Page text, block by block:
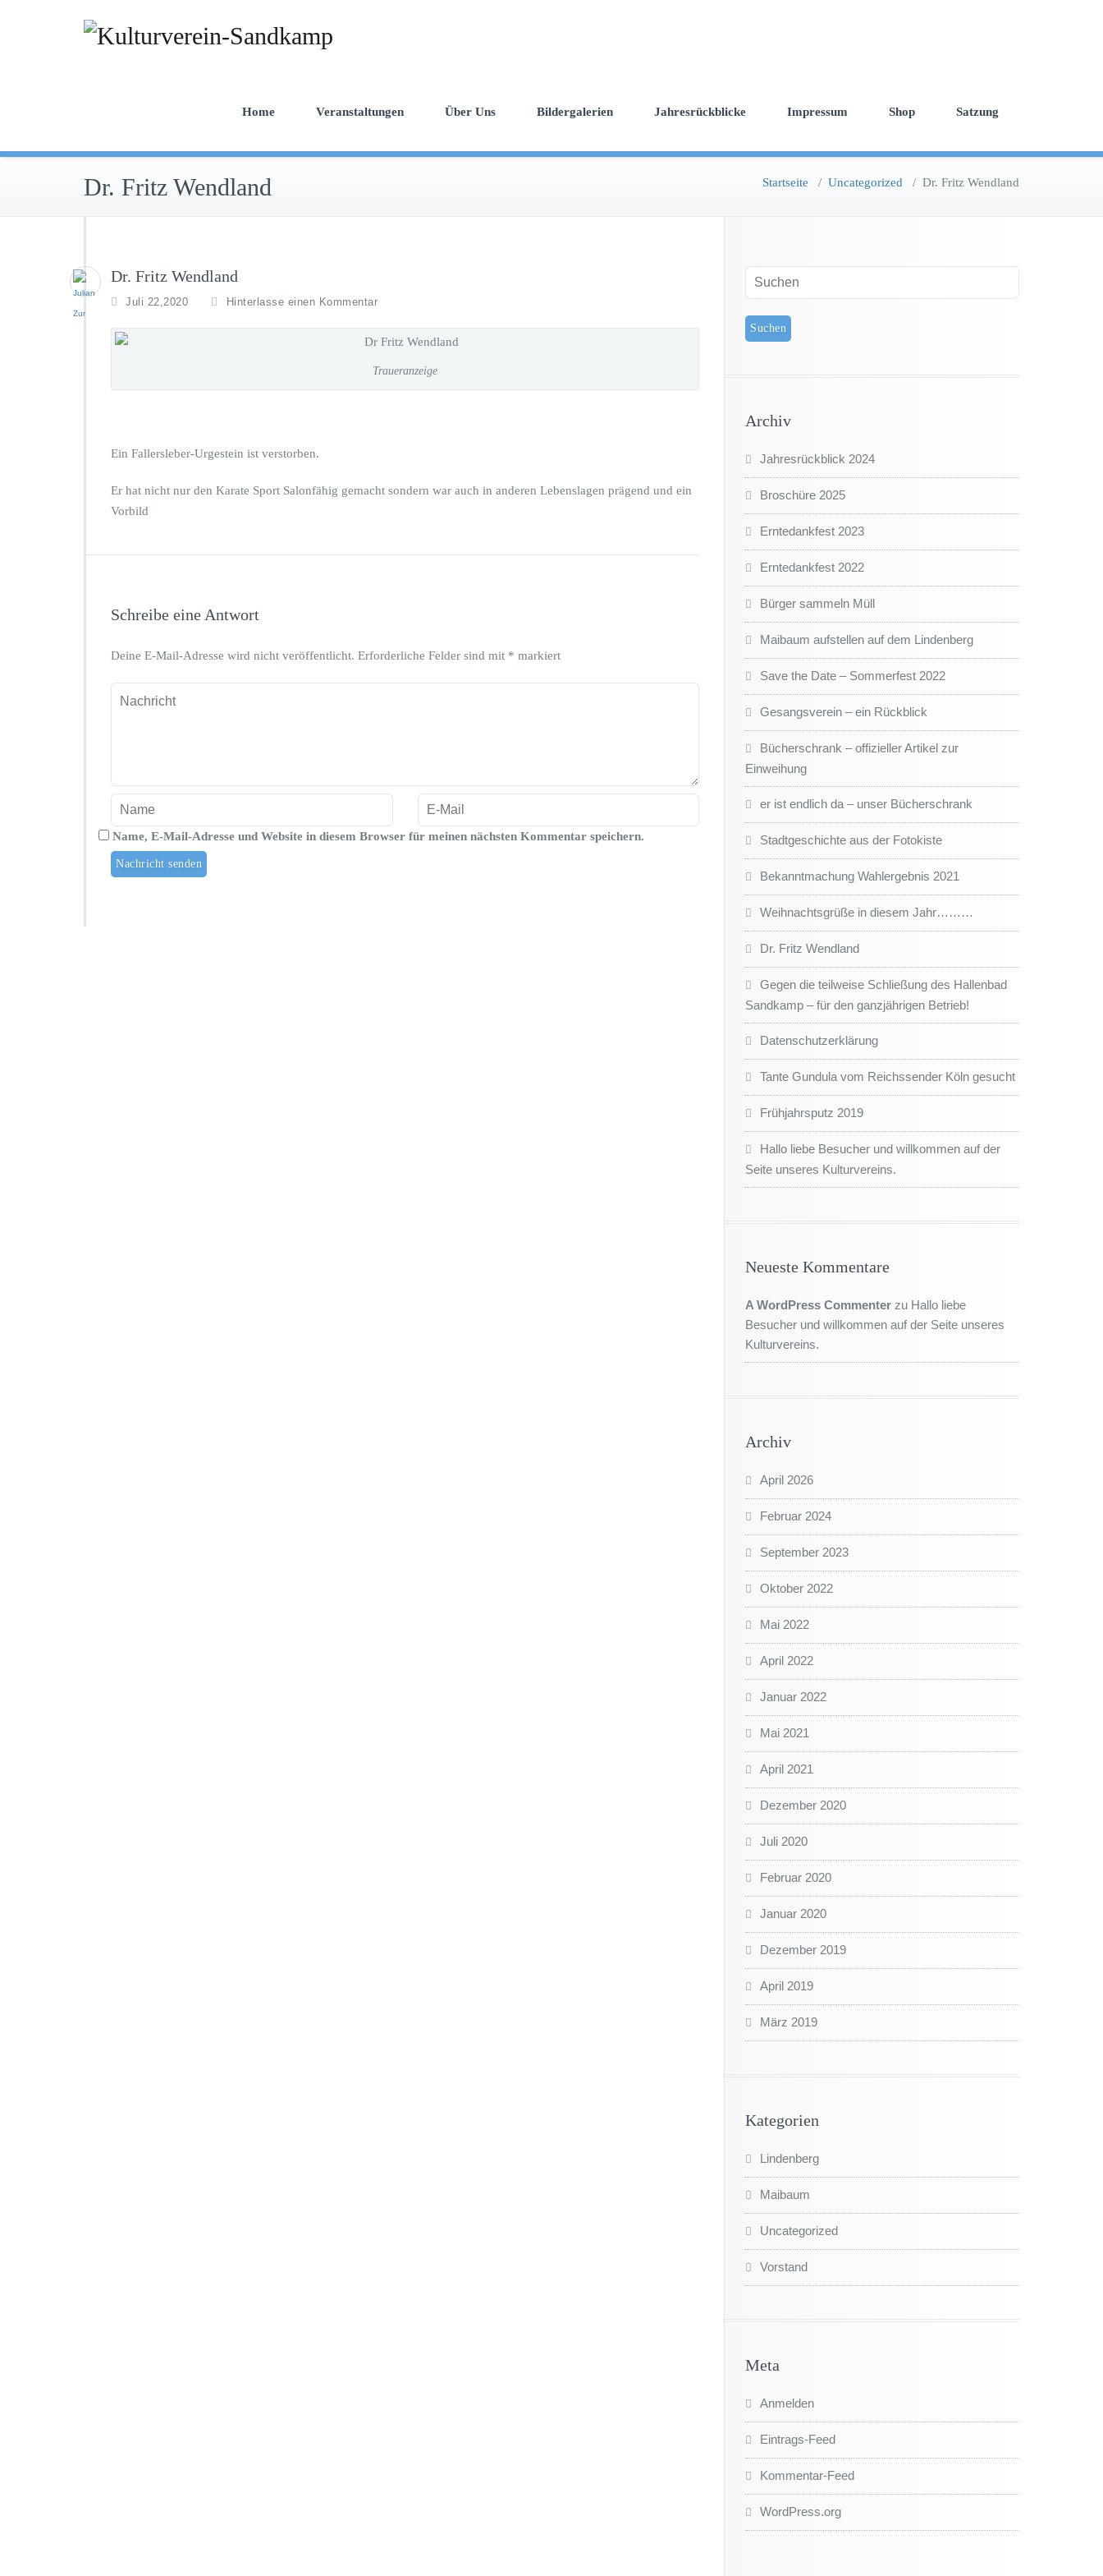
Home Veranstaltungen Über Uns Bildergalerien Jahresrückblicke Impressum Shop Satzung
Dr. Fritz Wendland Startseite / Uncategorized / Dr. Fritz Wendland
Dr. Fritz Wendland
Juli 22,2020 Hinterlasse einen Kommentar
Traueranzeige
Ein Fallersleber-Urgestein ist verstorben.
Er hat nicht nur den Karate Sport Salonfähig gemacht sondern war auch in anderen Lebenslagen prägend und ein
Vorbild
Schreibe eine Antwort
Deine E-Mail-Adresse wird nicht veröffentlicht. Erforderliche Felder sind mit * markiert
Name, E-Mail-Adresse und Website in diesem Browser für meinen nächsten Kommentar speichern.
Archiv
Jahresrückblick 2024
Broschüre 2025
Erntedankfest 2023
Erntedankfest 2022
Bürger sammeln Müll
Maibaum aufstellen auf dem Lindenberg
Save the Date – Sommerfest 2022
Gesangsverein – ein Rückblick
Bücherschrank – offizieller Artikel zur
Einweihung
er ist endlich da – unser Bücherschrank
Stadtgeschichte aus der Fotokiste
Bekanntmachung Wahlergebnis 2021
Weihnachtsgrüße in diesem Jahr………
Dr. Fritz Wendland
Gegen die teilweise Schließung des Hallenbad
Sandkamp – für den ganzjährigen Betrieb!
Datenschutzerklärung
Tante Gundula vom Reichssender Köln gesucht
Frühjahrsputz 2019
Hallo liebe Besucher und willkommen auf der
Seite unseres Kulturvereins.
Neueste Kommentare
A WordPress Commenter zu Hallo liebe
Besucher und willkommen auf der Seite unseres
Kulturvereins.
Archiv
April 2026
Februar 2024
September 2023
Oktober 2022
Mai 2022
April 2022
Januar 2022
Mai 2021
April 2021
Dezember 2020
Juli 2020
Februar 2020
Januar 2020
Dezember 2019
April 2019
März 2019
Kategorien
Lindenberg
Maibaum
Uncategorized
Vorstand
Meta
Anmelden
Eintrags-Feed
Kommentar-Feed
WordPress.org